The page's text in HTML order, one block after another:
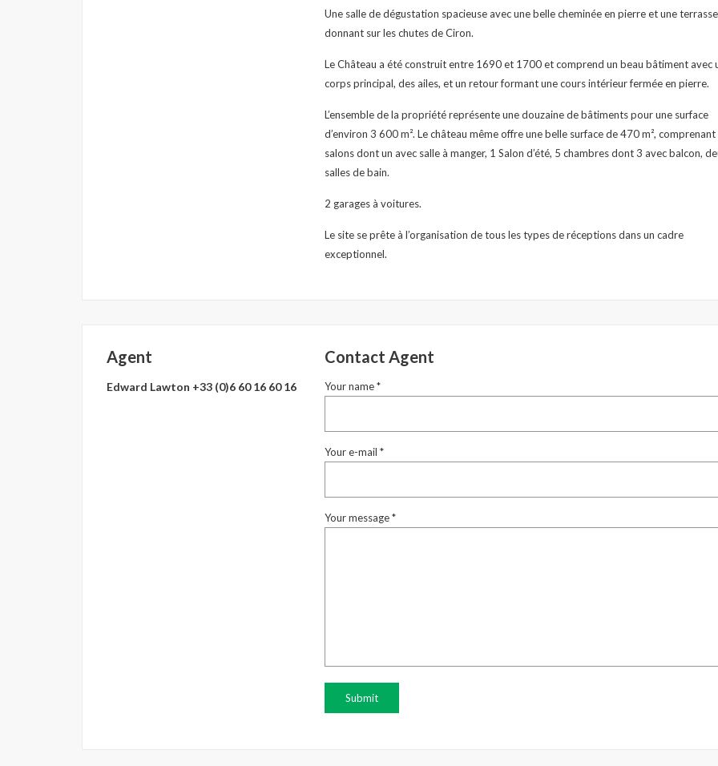
Une salle de dégustation spacieuse avec une belle cheminée en pierre et une terrasse
donnant sur les chutes de Ciron.
Le Château a été construit entre 1690 et 1700 et comprend un beau bâtiment avec
corps principal, des ailes, et un retour formant une cours intérieur fermée en pierre.
L’ensemble de la propriété représente une douzaine de bâtiments pour une surface
d’environ 3 600 m². Le château même offre une belle surface de 470 m², comprenant
salons dont un avec salle à manger, 1 Salon d’été, 5 chambres dont 3 avec balcon,
salles de bain.
2 garages à voitures.
Le site se prête à l’organisation de tous les types de réceptions dans un cadre
exceptionnel.
Agent
Edward Lawton +33 (0)6 60 16 60 16
Contact Agent
Your name *
Your e-mail *
Your message *